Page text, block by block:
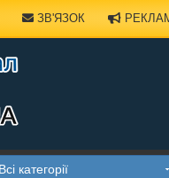
ЗВ'ЯЗОК